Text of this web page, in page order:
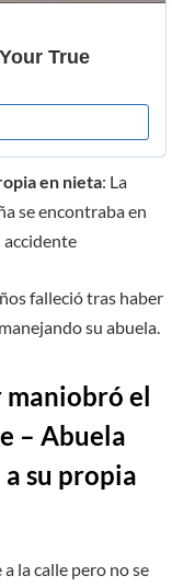
en nieta: La
se encontraba en
accidente
falleció tras haber
su abuela.
maniobró el
– Abuela
su propia
la calle pero no se